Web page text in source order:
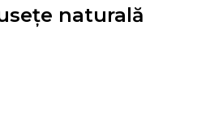
naturală